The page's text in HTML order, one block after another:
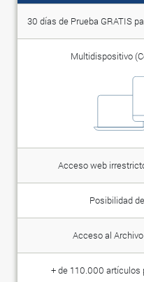
30 días de Prueba GRATIS
Multidispositivo
Acceso web
Posibilidad
Acceso al
+ de 110.000 artículos